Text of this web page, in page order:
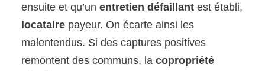
ensuite et qu’unentretien défaillant est établi,
locataire payeur. On écarte ainsi les
malentendus. Si des captures positives
remontent des communs, lacopropriété